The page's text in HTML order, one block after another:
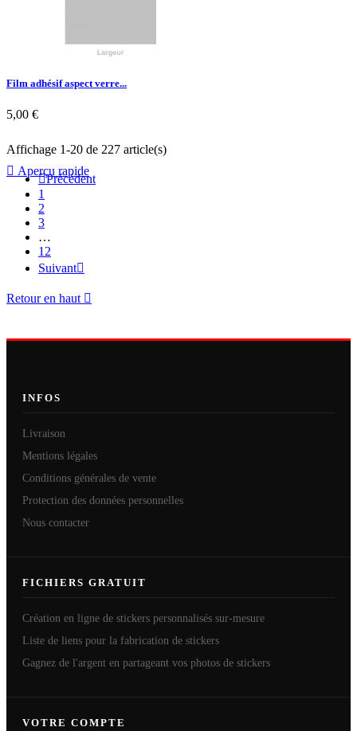
Film adhésif aspect verre...
5,00 €
 Aperçu rapide
Affichage 1-20 de 227 article(s)
Précédent
1
2
3
…
12
Suivant
Retour en haut 
INFOS
Livraison
Mentions légales
Conditions générales de vente
Protection des données personnelles
Nous contacter
FICHIERS GRATUIT
Création en ligne de stickers personnalisés sur-mesure
Liste de liens pour la fabrication de stickers
Gagnez de l'argent en partageant vos photos de stickers
VOTRE COMPTE